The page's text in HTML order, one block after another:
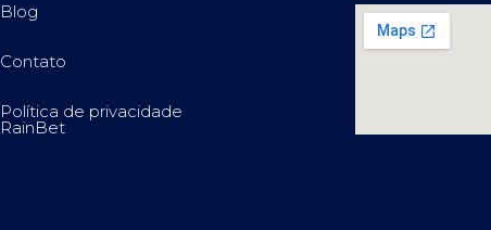
Blog
Contato
Política de privacidade
RainBet